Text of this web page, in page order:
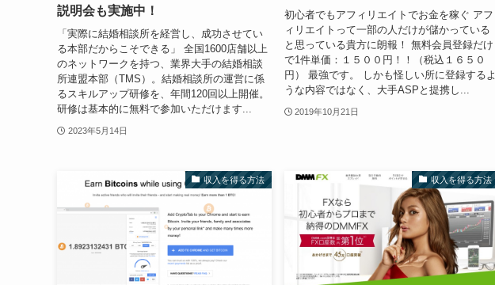
説明会も実施中！
「実際に結婚相談所を経営し、成功させてい
る本部だからこそできる」 全国1600店舗以上
のネットワークを持つ、業界大手の結婚相談
所連盟本部（TMS）。結婚相談所の運営に係
るスキルアップ研修を、年間120回以上開催。
研修は基本的に無料で参加いただけます...
2023年5月14日
初心者でもアフィリエイトでお金を稼ぐ アフ
ィリエイトって一部の人だけが儲かっている
と思っている貴方に朗報！ 無料会員登録だけ
で1件単価：１５００円！！（税込１６５０
円） 最強です。 しかも怪しい所に登録するよ
うな内容ではなく、大手ASPと提携し...
2019年10月21日
収入を得る方法 収入を得る方法